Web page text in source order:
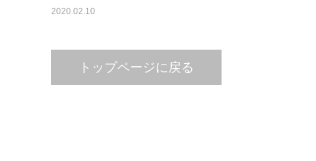
2020.02.10
トップページに戻る